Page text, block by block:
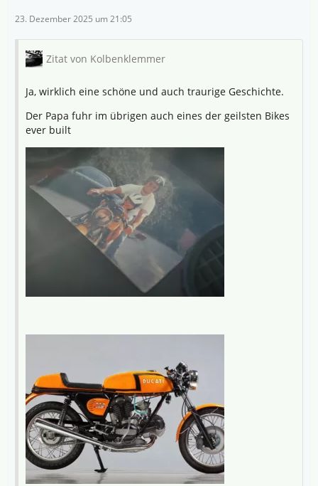
23. Dezember 2025 um 21:05
Zitat von Kolbenklemmer
Ja, wirklich eine schöne und auch traurige Geschichte.
Der Papa fuhr im übrigen auch eines der geilsten Bikes
ever built